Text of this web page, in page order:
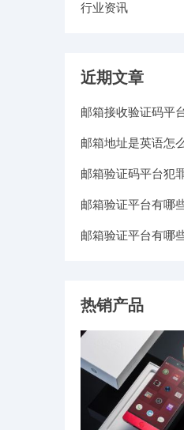
行业资讯
近期文章
邮箱接收验证码平
邮箱地址是英语怎
邮箱验证码平台犯
邮箱验证平台有哪
邮箱验证平台有哪
热销产品